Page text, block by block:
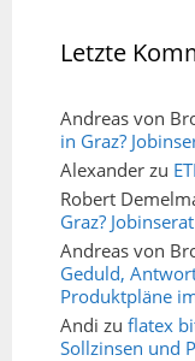
Letzte
Andreas von
in Graz?
Alexander zu
Robert
Graz?
Andreas von
Geduld,
Produktpläne
Andi zu flatex
Sollzinsen und